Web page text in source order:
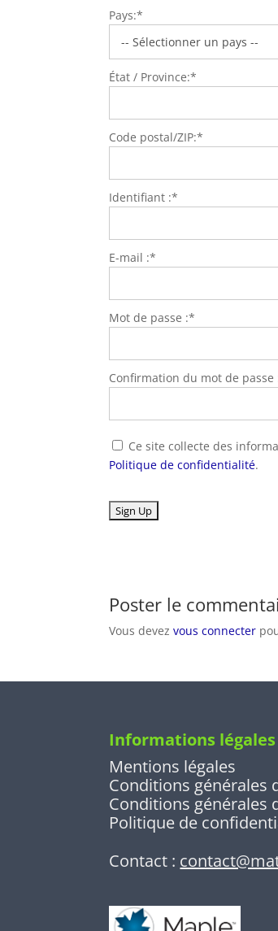
Pays:*
État / Province:*
Code postal/ZIP:*
Identifiant :*
E-mail :*
Mot de passe :*
Confirmation du mot de passe
Ce site collecte des
Politique de confidentialité.
Aucune valeur
Poster le
Vous devezvous connecter
Informations légales
Mentions légales
Conditions générales
Conditions générales
Politique de
Contact :